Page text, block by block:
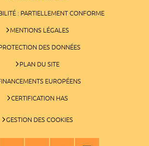
: PARTIELLEMENT CONFORME
MENTIONS LÉGALES
DES DONNÉES
PLAN DU SITE
EUROPÉENS
CERTIFICATION HAS
GESTION DES COOKIES